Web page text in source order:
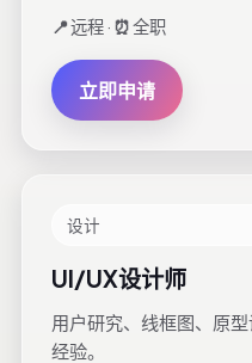
📍远程 · ⏰全职
立即申请
设计
UI/UX设计师
用户研究、线框图、原
经验。